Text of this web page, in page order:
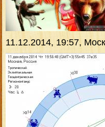
11.12.2014, 19:57,